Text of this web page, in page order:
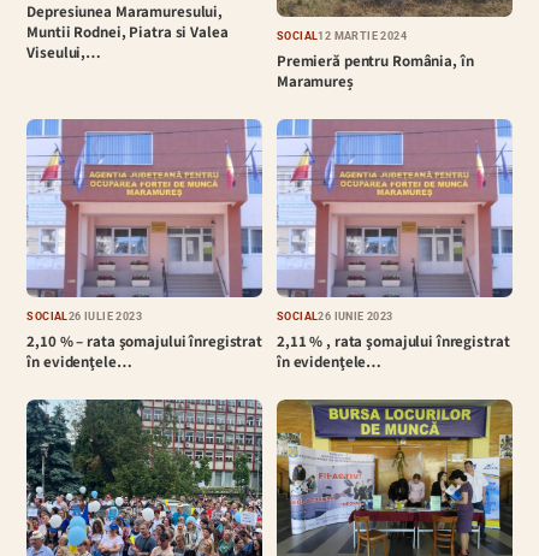
Depresiunea Maramuresului,
Muntii Rodnei, Piatra si Valea
Viseului,…
SOCIAL12 MARTIE 2024
Premieră pentru România, în
Maramureș
SOCIAL26 IULIE 2023
2,10 % – rata şomajului înregistrat
în evidenţele…
SOCIAL26 IUNIE 2023
2,11 % , rata şomajului înregistrat
în evidenţele…